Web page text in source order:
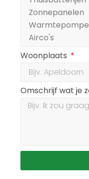
Woonplaats
Omschrijf wat je